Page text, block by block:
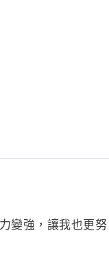
變強，讓我也更努